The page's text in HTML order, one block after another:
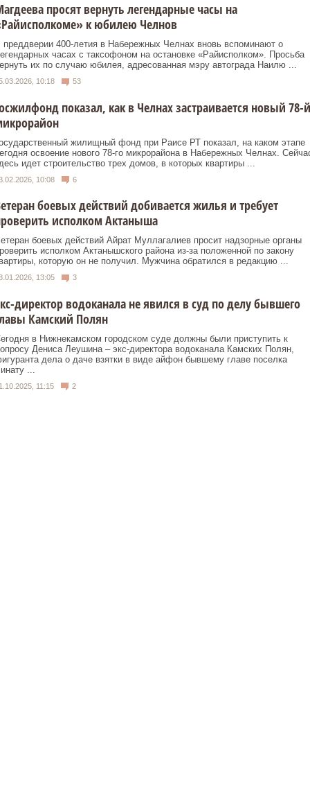
просят вернуть легендарные часы на
к юбилею Челнов
преддверии 400-летия в Набережных Челнах вновь вспоминают о
часах с таксофоном на остановке «Райисполком». Просьба
их по случаю юбилея, адресованная мэру автограда Наилю ...
10:18 53
показал, как в Челнах застраивается новый 78-й
жилищный фонд при Раисе РТ показал, на каком этапе
освоение нового 78-го микрорайона в Набережных Челнах.
идет строительство трех домов, в которых квартиры ...
10:08 6
боевых действий добивается жилья и требует
исполком Актаныша
боевых действий Айрат Муллагалиев просит надзорные органы
исполком Актанышского района из-за положенной по закону
которую он не получил. Мужчина обратился в редакцию ...
13:05 3
директор водоканала не явился в суд по делу бывшего
Камский Полян
в Нижнекамском городском суде должны были приступить к
Дениса Леушина – экс-директора водоканала Камских Полян,
дела о даче взятки в виде айфон бывшему главе поселка
...
11:15 2